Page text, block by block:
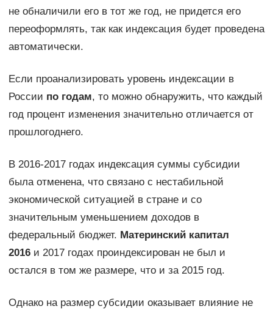
не обналичили его в тот же год, не придется его
переоформлять, так как индексация будет проведена
автоматически.
Если проанализировать уровень индексации в
России по годам, то можно обнаружить, что каждый
год процент изменения значительно отличается от
прошлогоднего.
В 2016-2017 годах индексация суммы субсидии
была отменена, что связано с нестабильной
экономической ситуацией в стране и со
значительным уменьшением доходов в
федеральный бюджет. Материнский капитал
2016и 2017 годах проиндексирован не был и
остался в том же размере, что и за 2015 год.
Однако на размер субсидии оказывает влияние не